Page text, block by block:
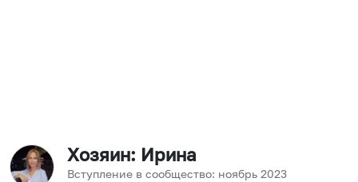
Хозяин: Ирина
Вступление в сообщество: ноябрь 2023